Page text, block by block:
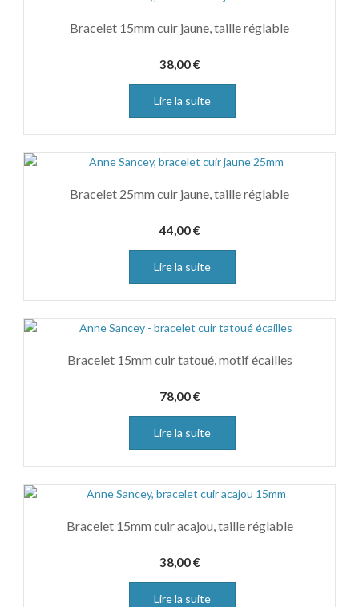
Bracelet 15mm cuir jaune, taille réglable
38,00€
Lire la suite
Bracelet 25mm cuir jaune, taille réglable
44,00€
Lire la suite
Bracelet 15mm cuir tatoué, motif écailles
78,00€
Lire la suite
Bracelet 15mm cuir acajou, taille réglable
38,00€
Lire la suite